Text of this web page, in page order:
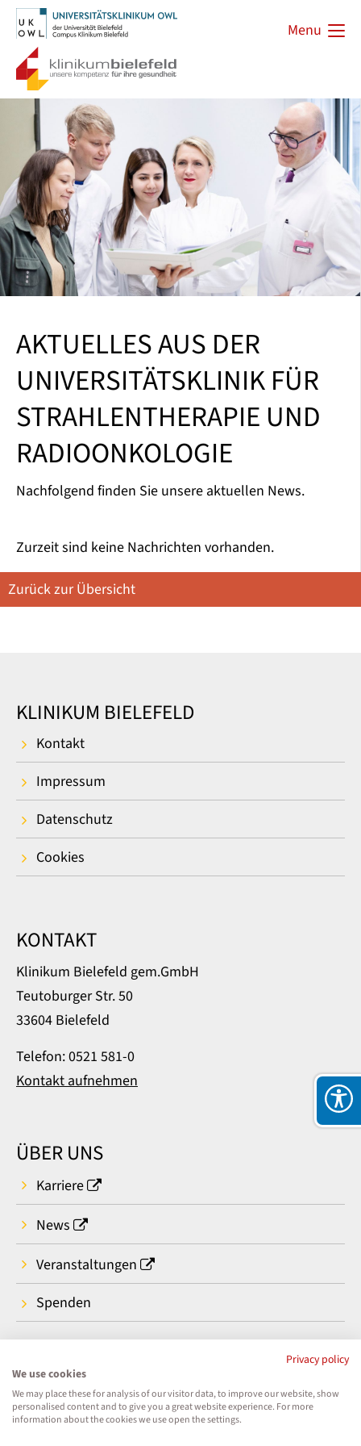
Menu
AKTUELLES AUS DER
UNIVERSITÄTSKLINIK FÜR
STRAHLENTHERAPIE UND
RADIOONKOLOGIE
Nachfolgend finden Sie unsere aktuellen News.
Zurzeit sind keine Nachrichten vorhanden.
Zurück zur Übersicht
KLINIKUM BIELEFELD
Kontakt
Impressum
Datenschutz
Cookies
KONTAKT
Klinikum Bielefeld gem.GmbH
Teutoburger Str. 50
33604 Bielefeld
Telefon: 0521 581-0
Kontakt aufnehmen
ÜBER UNS
Karriere
News
Veranstaltungen
Spenden
Privacy policy
We use cookies
We may place these for analysis of our visitor data, to improve our website, show
personalised content and to give you a great website experience. For more
information about the cookies we use open the settings.